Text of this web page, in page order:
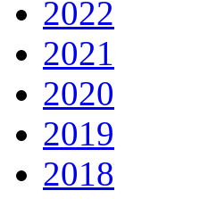
2022
2021
2020
2019
2018